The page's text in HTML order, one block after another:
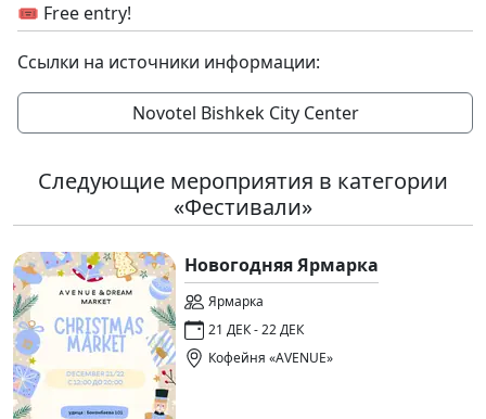
🎟 Free entry!
Ссылки на источники информации:
Novotel Bishkek City Center
Следующие мероприятия в категории
«Фестивали»
Новогодняя Ярмарка
Ярмарка
21 ДЕК - 22 ДЕК
Кофейня «AVENUE»